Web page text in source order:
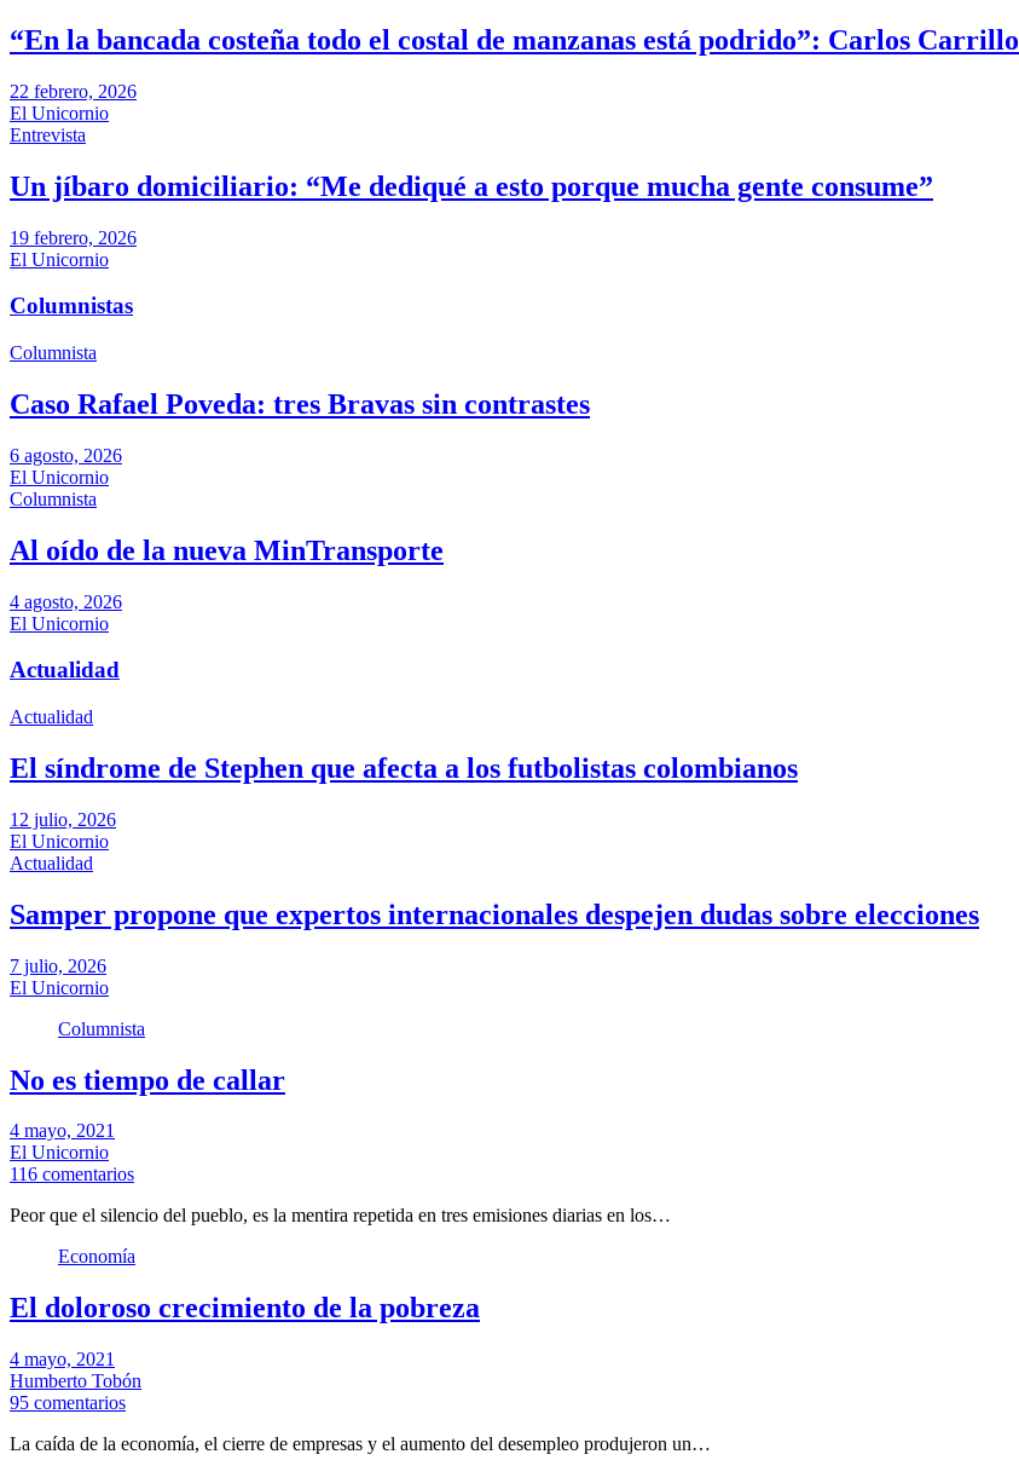
“En la bancada costeña todo el costal de manzanas está podrido”: Carlos Carrillo
22 febrero, 2026
El Unicornio
Entrevista
Un jíbaro domiciliario: “Me dediqué a esto porque mucha gente consume”
19 febrero, 2026
El Unicornio
Columnistas
Columnista
Caso Rafael Poveda: tres Bravas sin contrastes
6 agosto, 2026
El Unicornio
Columnista
Al oído de la nueva MinTransporte
4 agosto, 2026
El Unicornio
Actualidad
Actualidad
El síndrome de Stephen que afecta a los futbolistas colombianos
12 julio, 2026
El Unicornio
Actualidad
Samper propone que expertos internacionales despejen dudas sobre elecciones
7 julio, 2026
El Unicornio
Columnista
No es tiempo de callar
4 mayo, 2021
El Unicornio
116 comentarios
Peor que el silencio del pueblo, es la mentira repetida en tres emisiones diarias en los…
Economía
El doloroso crecimiento de la pobreza
4 mayo, 2021
Humberto Tobón
95 comentarios
La caída de la economía, el cierre de empresas y el aumento del desempleo produjeron un…